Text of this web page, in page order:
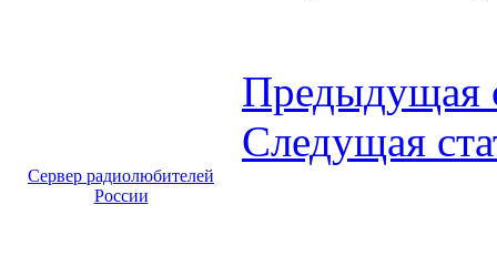
Предыдущая
Следущая
Сервер радиолюбителей
России